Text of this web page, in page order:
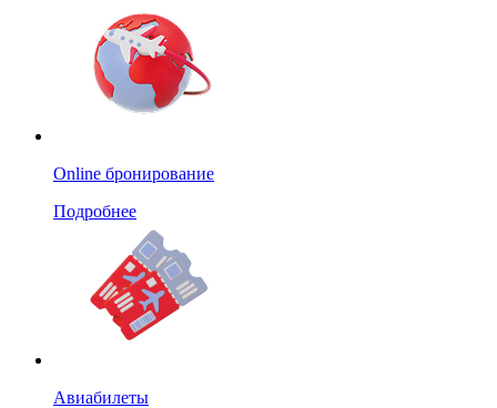
Online бронирование
Подробнее
Авиабилеты